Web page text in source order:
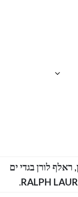
, ראלף לורן בגדי ים
.